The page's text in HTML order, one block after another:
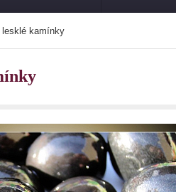
lesklé kamínky